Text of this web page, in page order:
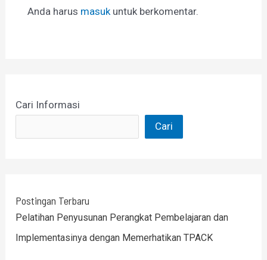
Anda harus masukuntuk berkomentar.
Cari Informasi
Cari
Postingan Terbaru
Pelatihan Penyusunan Perangkat Pembelajaran dan
Implementasinya dengan Memerhatikan TPACK